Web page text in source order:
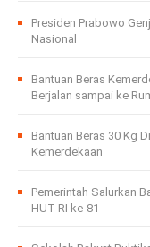
Presiden Prabowo
Nasional
Bantuan Beras
Berjalan sampai ke
Bantuan Beras 30 Kg
Kemerdekaan
Pemerintah Salurkan
HUT RI ke-81